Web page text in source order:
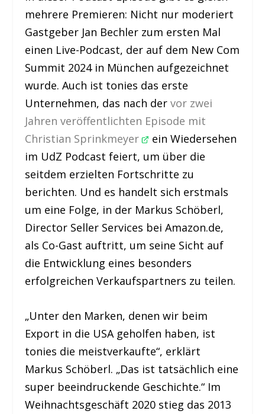
mehrere Premieren: Nicht nur moderiert
Gastgeber Jan Bechler zum ersten Mal
einen Live-Podcast, der auf dem New Com
Summit 2024 in München aufgezeichnet
wurde. Auch ist tonies das erste
Unternehmen, das nach dervor zwei
Jahren veröffentlichten Episode mit
Christian Sprinkmeyer
ein Wiedersehen
im UdZ Podcast feiert, um über die
seitdem erzielten Fortschritte zu
berichten. Und es handelt sich erstmals
um eine Folge, in der Markus Schöberl,
Director Seller Services bei Amazon.de,
als Co-Gast auftritt, um seine Sicht auf
die Entwicklung eines besonders
erfolgreichen Verkaufspartners zu teilen.
„Unter den Marken, denen wir beim
Export in die USA geholfen haben, ist
tonies die meistverkaufte“, erklärt
Markus Schöberl. „Das ist tatsächlich eine
super beeindruckende Geschichte.“ Im
Weihnachtsgeschäft 2020 stieg das 2013